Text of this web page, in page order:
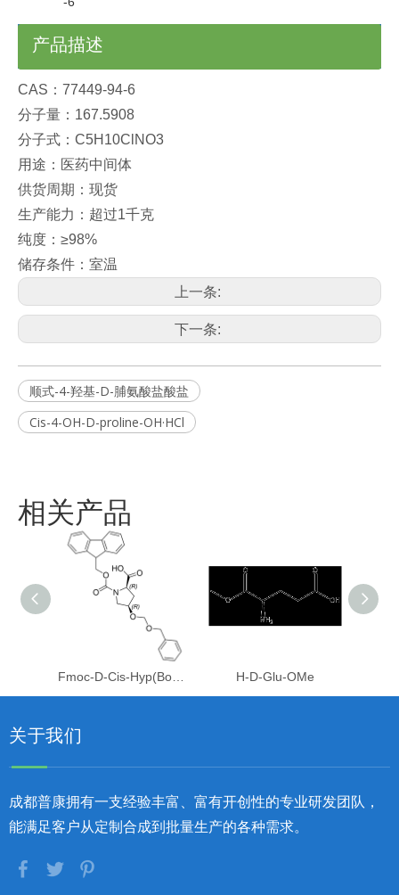
产品描述
CAS：77449-94-6
分子量：167.5908
分子式：C5H10ClNO3
用途：医药中间体
供货周期：现货
生产能力：超过1千克
纯度：≥98%
储存条件：室温
上一条:
下一条:
顺式-4-羟基-D-脯氨酸盐酸盐
Cis-4-OH-D-proline-OH·HCl
相关产品
H-D-Glu-OMe
关于我们
成都普康拥有一支经验丰富、富有开创性的专业研发团队，
能满足客户从定制合成到批量生产的各种需求。